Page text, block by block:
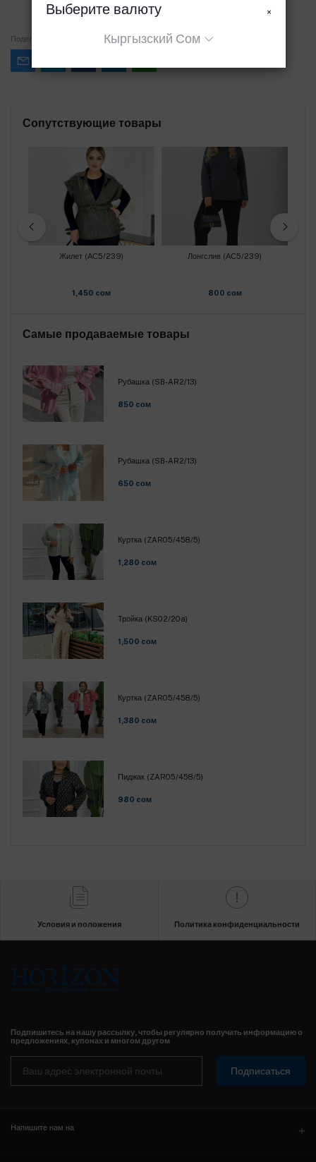
Поделиться
Сопутствующие товары
Жилет (АС5/239)
1,450 cом
Лонгслив (АС5/239)
800 cом
Самые продаваемые товары
Рубашка (SB-AR2/13)
850 cом
Рубашка (SB-AR2/13)
650 cом
Куртка (ZAR05/458/5)
1,280 cом
Тройка (KS02/20a)
1,500 cом
Куртка (ZAR05/458/5)
1,380 cом
Пиджак (ZAR05/458/5)
980 cом
Условия и положения Политика конфиденциальности
Подпишитесь на нашу рассылку, чтобы регулярно получать информацию о
предложениях, купонах и многом другом
Подписаться
Напишите нам на
Выберите валюту ×
Кыргызский Сом